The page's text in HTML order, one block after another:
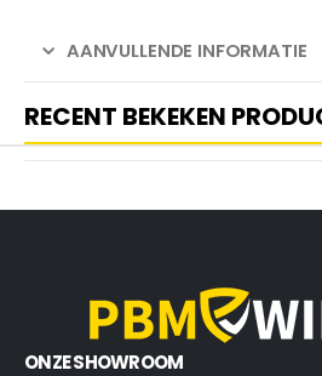
AANVULLENDE INFORMATIE
RECENT BEKEKEN
ONZE SHOWROOM